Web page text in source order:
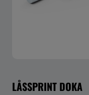
LÅSSPRINT DOKA